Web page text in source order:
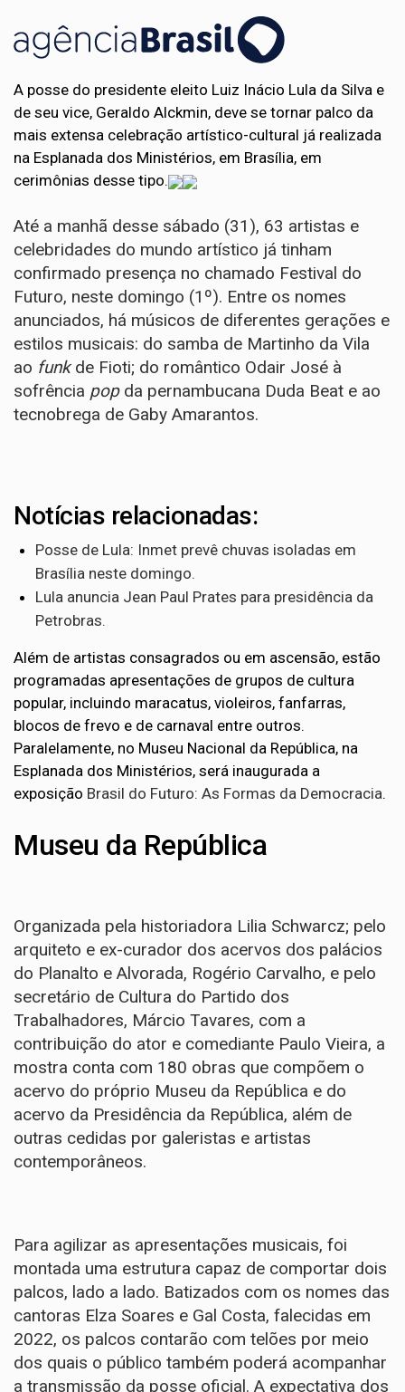
A posse do presidente eleito Luiz Inácio Lula da Silva e
de seu vice, Geraldo Alckmin, deve se tornar palco da
mais extensa celebração artístico-cultural já realizada
na Esplanada dos Ministérios, em Brasília, em
cerimônias desse tipo.
Até a manhã desse sábado (31), 63 artistas e
celebridades do mundo artístico já tinham
confirmado presença no chamado Festival do
Futuro, neste domingo (1º). Entre os nomes
anunciados, há músicos de diferentes gerações e
estilos musicais: do samba de Martinho da Vila
ao funkde Fioti; do romântico Odair José à
sofrência popda pernambucana Duda Beat e ao
tecnobrega de Gaby Amarantos.
Notícias relacionadas:
Posse de Lula: Inmet prevê chuvas isoladas em
Brasília neste domingo.
Lula anuncia Jean Paul Prates para presidência da
Petrobras.
Além de artistas consagrados ou em ascensão, estão
programadas apresentações de grupos de cultura
popular, incluindo maracatus, violeiros, fanfarras,
blocos de frevo e de carnaval entre outros.
Paralelamente, no Museu Nacional da República, na
Esplanada dos Ministérios, será inaugurada a
exposição Brasil do Futuro: As Formas da Democracia.
Museu da República
Organizada pela historiadora Lilia Schwarcz; pelo
arquiteto e ex-curador dos acervos dos palácios
do Planalto e Alvorada, Rogério Carvalho, e pelo
secretário de Cultura do Partido dos
Trabalhadores, Márcio Tavares, com a
contribuição do ator e comediante Paulo Vieira, a
mostra conta com 180 obras que compõem o
acervo do próprio Museu da República e do
acervo da Presidência da República, além de
outras cedidas por galeristas e artistas
contemporâneos.
Para agilizar as apresentações musicais, foi
montada uma estrutura capaz de comportar dois
palcos, lado a lado. Batizados com os nomes das
cantoras Elza Soares e Gal Costa, falecidas em
2022, os palcos contarão com telões por meio
dos quais o público também poderá acompanhar
a transmissão da posse oficial. A expectativa dos